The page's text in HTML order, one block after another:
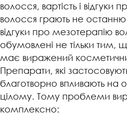
волосся, вартість і відгуки
волосся грають не останню
відгуки про мезотерапію
обумовлені не тільки тим,
має виражений
Препарати, які
благотворно впливають на
цілому. Тому проблеми
комплексно: